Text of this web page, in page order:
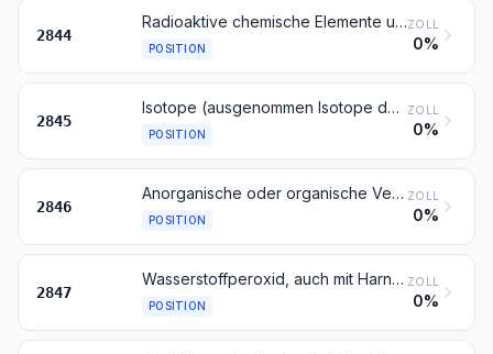
2844
Radioaktive chemische Elemente und radioaktive Isotope (einschließlich der spaltbaren und brütbaren chemischen Elemente oder Isotope) und ihre Verbindungen; Mischungen und Rückstände, die diese Erzeugnisse enthalten
POSITION
ZOLL
0%
2845
Isotope (ausgenommen Isotope der Position 2844); anorganische oder organische Verbindungen dieser Isotope, auch chemisch nicht einheitlich
POSITION
ZOLL
0%
2846
Anorganische oder organische Verbindungen der Seltenerdmetalle, des Yttriums oder des Scandiums oder der Mischungen dieser Metalle
POSITION
ZOLL
0%
2847
Wasserstoffperoxid, auch mit Harnstoff verfestigt
POSITION
ZOLL
0%